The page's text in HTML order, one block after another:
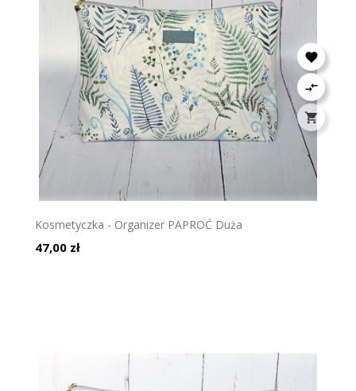



Kosmetyczka - Organizer PAPROĆ Duża
Cena
47,00 zł